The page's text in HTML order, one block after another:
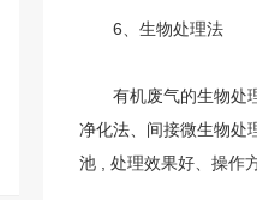
6、生物处理法
有机废气的生物处理
净化法、间接微生物处
池 , 处理效果好、操作